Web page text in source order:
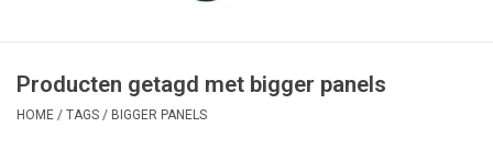
Producten getagd met bigger panels
HOME / TAGS / BIGGER PANELS